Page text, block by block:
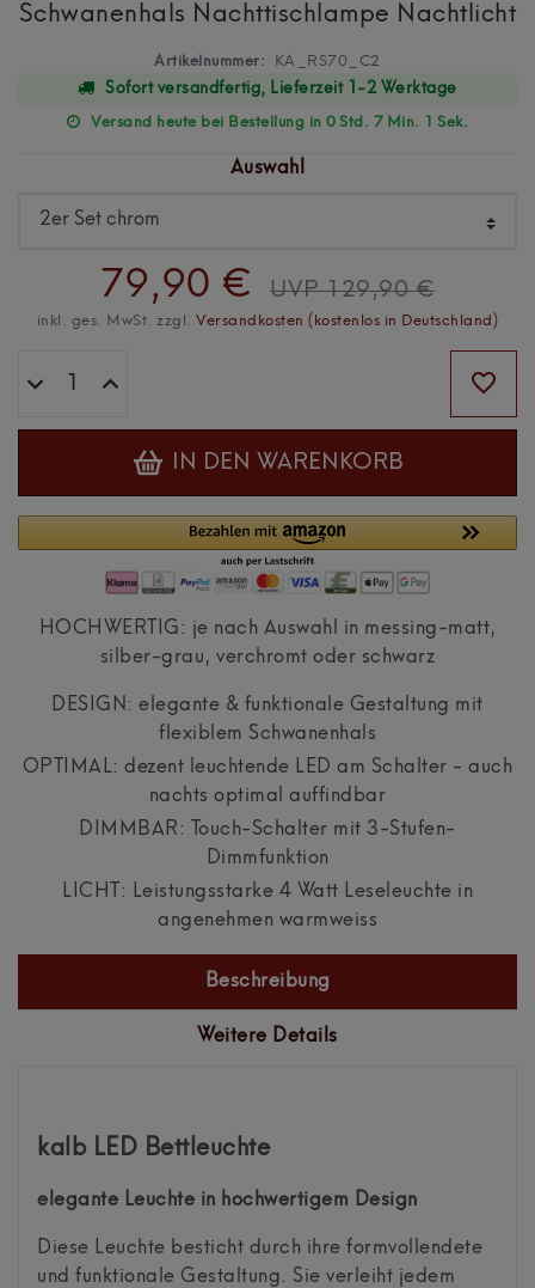
Schwanenhals Nachttischlampe Nachtlicht
Artikelnummer:
KA_RS70_C2
Sofort versandfertig, Lieferzeit 1-2 Werktage
Versand heute bei Bestellung in 0 Std. 7 Min. 0 Sek.
Auswahl
79,90 € UVP 129,90 €
inkl. ges. MwSt. zzgl. Versandkosten (kostenlos in Deutschland)
IN DEN WARENKORB
HOCHWERTIG: je nach Auswahl in messing-matt,
silber-grau, verchromt oder schwarz
DESIGN: elegante & funktionale Gestaltung mit
flexiblem Schwanenhals
OPTIMAL: dezent leuchtende LED am Schalter - auch
nachts optimal auffindbar
DIMMBAR: Touch-Schalter mit 3-Stufen-
Dimmfunktion
LICHT: Leistungsstarke 4 Watt Leseleuchte in
angenehmen warmweiss
Beschreibung
Weitere Details
kalb LED Bettleuchte
elegante Leuchte in hochwertigem Design
Diese Leuchte besticht durch ihre formvollendete
und funktionale Gestaltung. Sie verleiht jedem